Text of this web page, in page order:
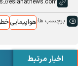
برچسب ها:هواپیمایی
اخبار مرتبط